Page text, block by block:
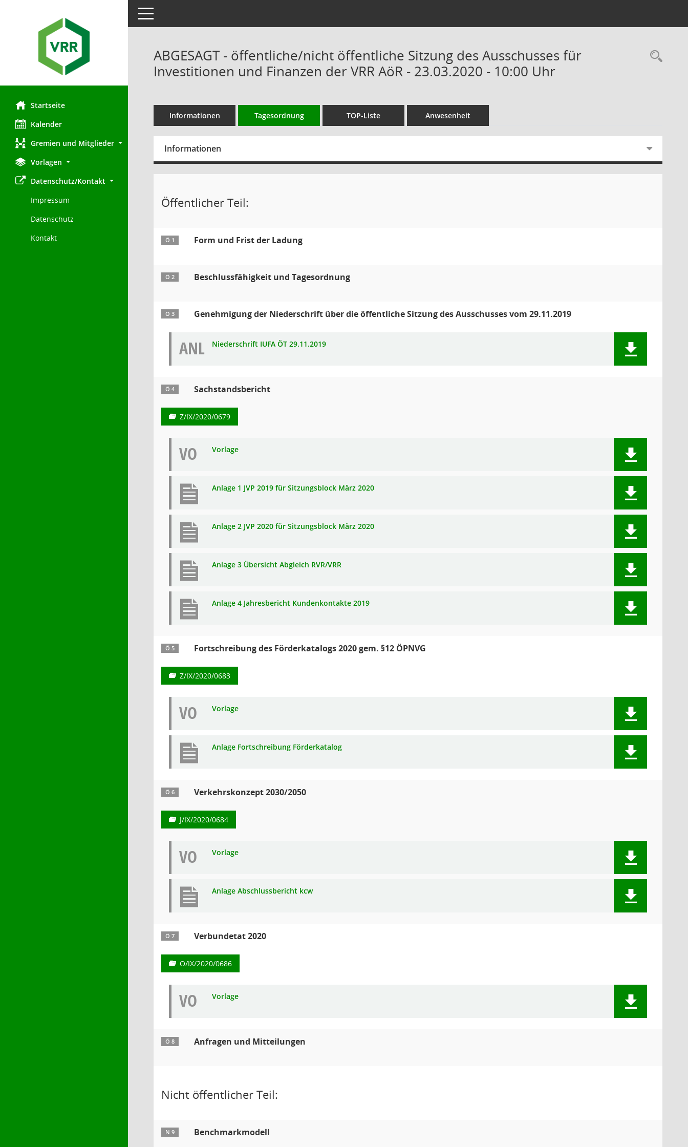
Startseite
Kalender
Gremien und Mitglieder
Vorlagen
Datenschutz/Kontakt
Impressum
Datenschutz
Kontakt
Toggle navigation
ABGESAGT - öffentliche/nicht öffentliche Sitzung des Ausschusses für
Investitionen und Finanzen der VRR AöR - 23.03.2020 - 10:00 Uhr
Informationen Tagesordnung TOP-Liste Anwesenheit
Informationen
Öffentlicher Teil:
Ö 1 Form und Frist der Ladung
Ö 2 Beschlussfähigkeit und Tagesordnung
Ö 3 Genehmigung der Niederschrift über die öffentliche Sitzung des Ausschusses vom 29.11.2019
ANL Niederschrift IUFA ÖT 29.11.2019
Ö 4 Sachstandsbericht
Z/IX/2020/0679
VO Vorlage
Anlage 1 JVP 2019 für Sitzungsblock März 2020
Anlage 2 JVP 2020 für Sitzungsblock März 2020
Anlage 3 Übersicht Abgleich RVR/VRR
Anlage 4 Jahresbericht Kundenkontakte 2019
Ö 5 Fortschreibung des Förderkatalogs 2020 gem. §12 ÖPNVG
Z/IX/2020/0683
VO Vorlage
Anlage Fortschreibung Förderkatalog
Ö 6 Verkehrskonzept 2030/2050
J/IX/2020/0684
VO Vorlage
Anlage Abschlussbericht kcw
Ö 7 Verbundetat 2020
O/IX/2020/0686
VO Vorlage
Ö 8 Anfragen und Mitteilungen
Nicht öffentlicher Teil:
N 9 Benchmarkmodell